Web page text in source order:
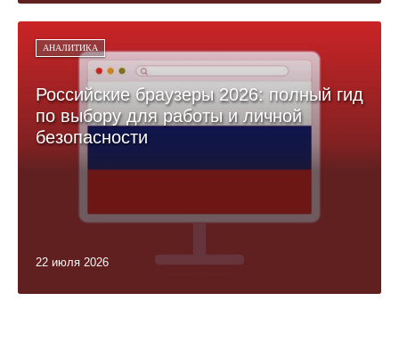
АНАЛИТИКА
Российские браузеры 2026: полный гид
по выбору для работы и личной
безопасности
22 июля 2026